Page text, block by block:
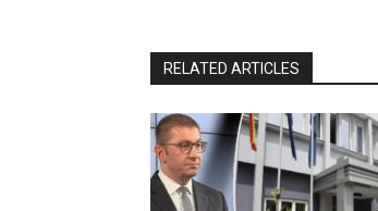
RELATED ARTICLES